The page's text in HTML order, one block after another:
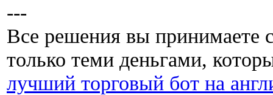
---
Все решения вы принимаете
только теми деньгами,
лучший торговый бот на